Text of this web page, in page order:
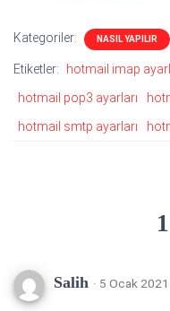
Kategoriler: NASIL YAPILIR
Etiketler: hotmail imap
hotmail pop3 ayarları
hotmail smtp ayarları
Salih · 5 Ocak